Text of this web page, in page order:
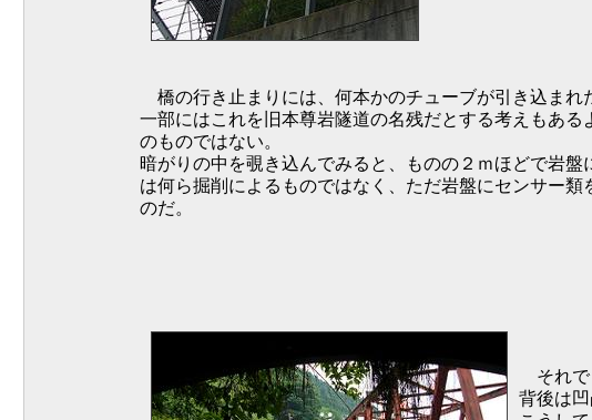
橋の行き止まりには、何本かのチューブが引き込まれ
一部にはこれを旧本尊岩隧道の名残だとする考えもあ
のものではない。
暗がりの中を覗き込んでみると、ものの２ｍほどで岩
は何ら掘削によるものではなく、ただ岩盤にセンサー
のだ。
それで
背後は